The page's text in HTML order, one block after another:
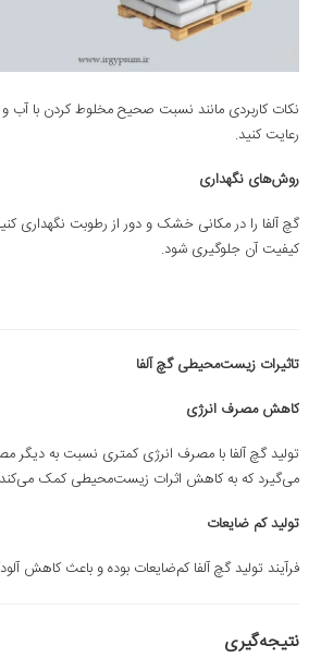
نکات کاربردی مانند نسبت صحیح مخلوط کردن با
رعایت کنید.
روش‌های نگهداری
گچ آلفا را در مکانی خشک و دور از رطوبت نگهداری
کیفیت آن جلوگیری شود.
تاثیرات زیست‌محیطی گچ آلفا
کاهش مصرف انرژی
تولید گچ آلفا با مصرف انرژی کمتری نسبت به دیگر
می‌گیرد که به کاهش اثرات زیست‌محیطی کمک
تولید کم ضایعات
فرآیند تولید گچ آلفا کم‌ضایعات بوده و باعث کاهش
نتیجه‌گیری